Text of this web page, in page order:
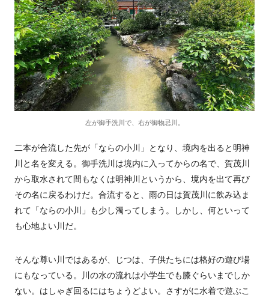
左が御手洗川で、右が御物忌川。
二本が合流した先が「ならの小川」となり、境内を出ると明神
川と名を変える。御手洗川は境内に入ってからの名で、賀茂川
から取水されて間もなくは明神川というから、境内を出て再び
その名に戻るわけだ。合流すると、雨の日は賀茂川に飲み込ま
れて「ならの小川」も少し濁ってしまう。しかし、何といって
も心地よい川だ。
そんな尊い川ではあるが、じつは、子供たちには格好の遊び場
にもなっている。川の水の流れは小学生でも膝ぐらいまでしか
ない。はしゃぎ回るにはちょうどよい。さすがに水着で遊ぶこ